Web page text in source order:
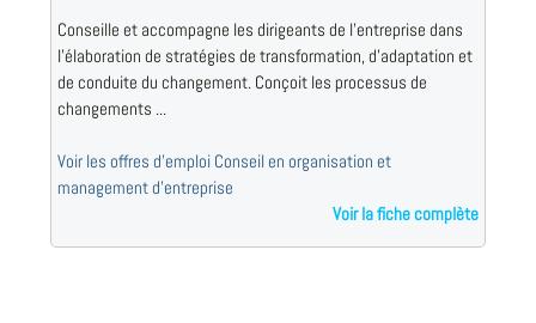
Conseille et accompagne les dirigeants de l'entreprise dans
l'élaboration de stratégies de transformation, d'adaptation et
de conduite du changement. Conçoit les processus de
changements ...
Voir les offres d'emploi Conseil en organisation et
management d'entreprise
Voir la fiche complète